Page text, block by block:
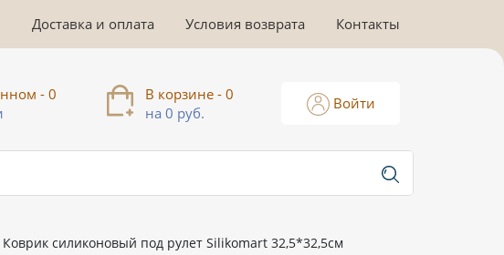
Доставка и оплата Условия возврата Контакты
- 0
В корзине - 0
на 0 руб.
Войти
Коврик силиконовый под рулет Silikomart 32,5*32,5см